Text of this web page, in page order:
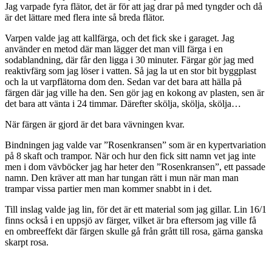
Jag varpade fyra flätor, det är för att jag drar på med tyngder och då
är det lättare med flera inte så breda flätor.
Varpen valde jag att kallfärga, och det fick ske i garaget. Jag
använder en metod där man lägger det man vill färga i en
sodablandning, där får den ligga i 30 minuter. Färgar gör jag med
reaktivfärg som jag löser i vatten. Så jag la ut en stor bit byggplast
och la ut varpflätorna dom den. Sedan var det bara att hälla på
färgen där jag ville ha den. Sen gör jag en kokong av plasten, sen är
det bara att vänta i 24 timmar. Därefter skölja, skölja, skölja…
När färgen är gjord är det bara vävningen kvar.
Bindningen jag valde var ”Rosenkransen” som är en kypertvariation
på 8 skaft och trampor. När och hur den fick sitt namn vet jag inte
men i dom vävböcker jag har heter den ”Rosenkransen”, ett passade
namn. Den kräver att man har tungan rätt i mun när man man
trampar vissa partier men man kommer snabbt in i det.
Till inslag valde jag lin, för det är ett material som jag gillar. Lin 16/1
finns också i en uppsjö av färger, vilket är bra eftersom jag ville få
en ombreeffekt där färgen skulle gå från grått till rosa, gärna ganska
skarpt rosa.